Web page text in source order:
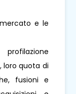
e le
loro quota di
fusioni e